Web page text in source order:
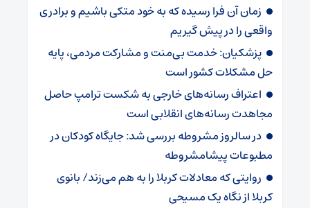
زمان آن فرا رسیده که به خود متکی باشیم و برادری
واقعی را در پیش گیریم
پزشکیان: خدمت بی‌منت و مشارکت مردمی، پایه
حل مشکلات کشور است
اعتراف رسانه‌های خارجی به شکست ترامپ حاصل
مجاهدت رسانه‌های انقلابی است
در سالروز مشروطه بررسی شد: جایگاه کودکان در
مطبوعات پیشامشروطه
روایتی که معادلات کربلا را به هم می‌زند/ بانوی
کربلا از نگاه یک مسیحی